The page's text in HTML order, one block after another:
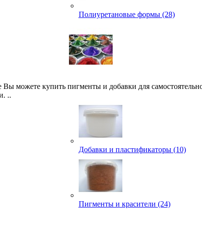
Полиуретановые формы (28)
можете купить пигменты и добавки для
..
Добавки и пластификаторы (10)
Пигменты и красители (24)